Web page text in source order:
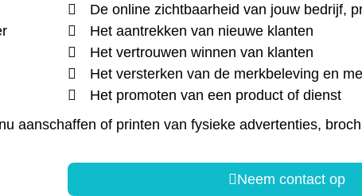
De online zichtbaarheid van jouw bedrijf,
Het aantrekken van nieuwe klanten
Het vertrouwen winnen van klanten
Het versterken van de merkbeleving en
Het promoten van een product of dienst
aanschaffen of printen van fysieke advertenties,
Neem contact op